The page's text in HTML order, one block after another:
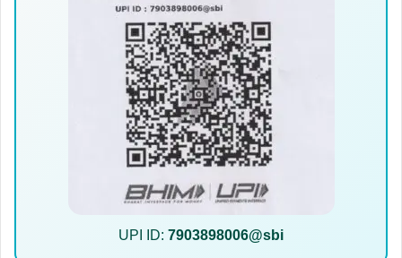
UPI ID: 7903898006@sbi